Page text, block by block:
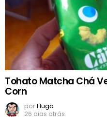
Tohato Matcha Chá
Corn
porHugo
26 dias atrás